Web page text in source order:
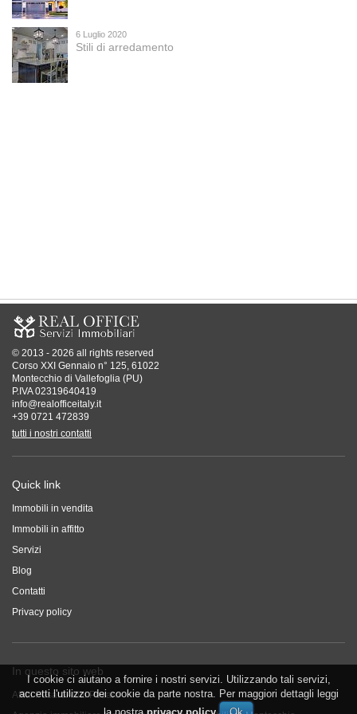
6 Luglio 2020
Stili di arredamento
© 2013 - 2026 all rights reserved
Corso XXI Gennaio n° 125, 61022
Montecchio di Vallefoglia (PU)
P.IVA 02319640419
info@realofficeitaly.it
+39 0721 472839
tutti i nostri contatti
Quick link
Immobili in vendita
Immobili in affitto
Servizi
Blog
Contatti
Privacy policy
In questo sito web
Affitti PesaroAffitti Pesaro
I cookie ci aiutano a fornire i nostri servizi. Utilizzando tali servizi,
accetti l'utilizzo dei cookie da parte nostra. Per maggiori dettagli leggi